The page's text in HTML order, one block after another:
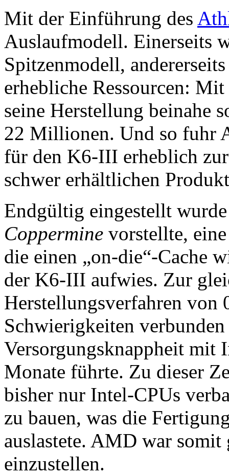
Mit der Einführung des
Auslaufmodell. Einerseits
Spitzenmodell,
erhebliche Ressourcen:
seine Herstellung beinahe
22 Millionen. Und so fuhr
für den K6-III erheblich
schwer erhältlichen
Endgültig eingestellt
Coppermine vorstellte,
die einen „on-die“-Cache
der K6-III aufwies. Zur
Herstellungsverfahren von
Schwierigkeiten
Versorgungsknappheit mit
Monate führte. Zu dieser
bisher nur Intel-CPUs
zu bauen, was die
auslastete. AMD war
einzustellen.